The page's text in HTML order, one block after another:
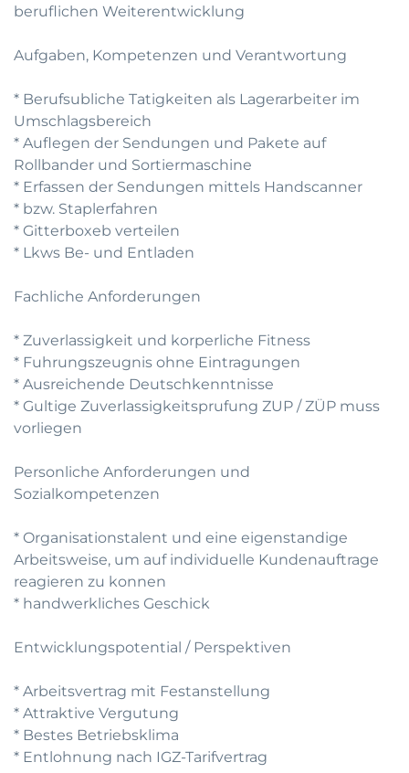
beruflichen Weiterentwicklung
Aufgaben, Kompetenzen und Verantwortung
* Berufsubliche Tatigkeiten als Lagerarbeiter im
Umschlagsbereich
* Auflegen der Sendungen und Pakete auf
Rollbander und Sortiermaschine
* Erfassen der Sendungen mittels Handscanner
* bzw. Staplerfahren
* Gitterboxeb verteilen
* Lkws Be- und Entladen
Fachliche Anforderungen
* Zuverlassigkeit und korperliche Fitness
* Fuhrungszeugnis ohne Eintragungen
* Ausreichende Deutschkenntnisse
* Gultige Zuverlassigkeitsprufung ZUP / ZÜP muss
vorliegen
Personliche Anforderungen und
Sozialkompetenzen
* Organisationstalent und eine eigenstandige
Arbeitsweise, um auf individuelle Kundenauftrage
reagieren zu konnen
* handwerkliches Geschick
Entwicklungspotential / Perspektiven
* Arbeitsvertrag mit Festanstellung
* Attraktive Vergutung
* Bestes Betriebsklima
* Entlohnung nach IGZ-Tarifvertrag